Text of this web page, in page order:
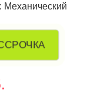
Механический